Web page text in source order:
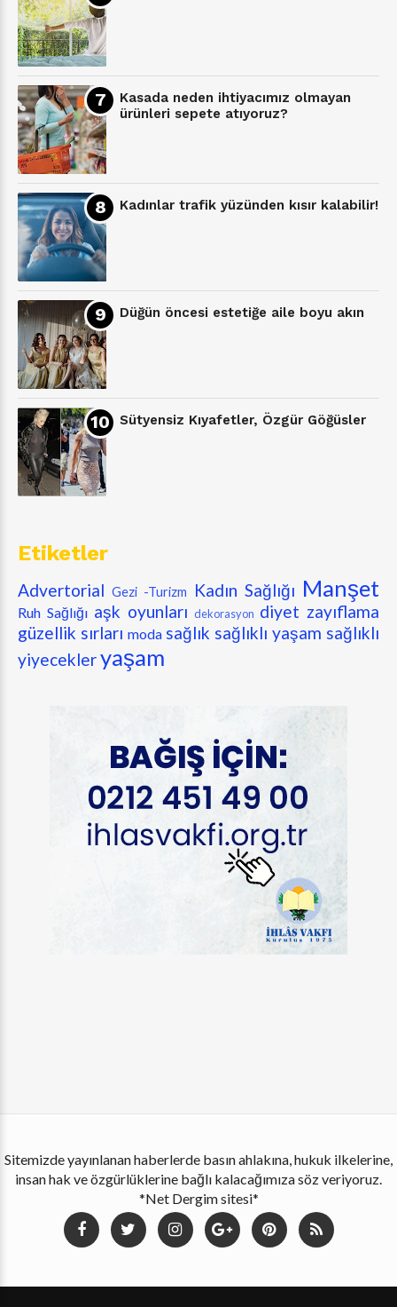
Kasada neden ihtiyacımız olmayan
ürünleri sepete atıyoruz?
Kadınlar trafik yüzünden kısır kalabilir!
Düğün öncesi estetiğe aile boyu akın
Sütyensiz Kıyafetler, Özgür Göğüsler
Etiketler
Advertorial Gezi -Turizm Kadın Sağlığı Manşet
Ruh Sağlığı aşk oyunları dekorasyon diyet zayıflama
güzellik sırları moda sağlık sağlıklı yaşam sağlıklı
yiyecekleryaşam
Sitemizde yayınlanan haberlerde basın ahlakına, hukuk ilkelerine,
insan hak ve özgürlüklerine bağlı kalacağımıza söz veriyoruz.
*Net Dergim sitesi*